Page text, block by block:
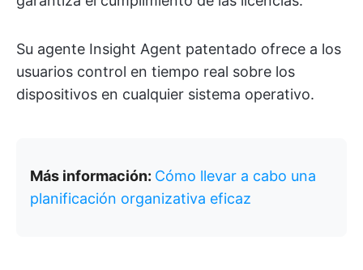
Su agente Insight Agent patentado ofrece a los
usuarios control en tiempo real sobre los
dispositivos en cualquier sistema operativo.
Más información: Cómo llevar a cabo una
planificación organizativa eficaz